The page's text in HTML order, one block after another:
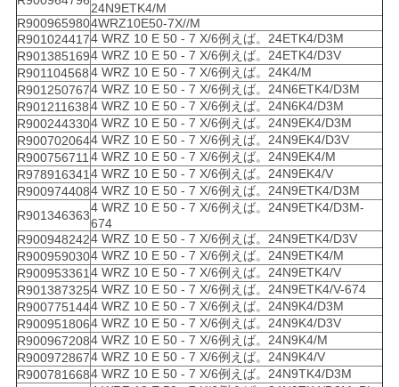
24N9ETK4/M
R9009659804WRZ10E50-7X//M
R9010244174 WRZ 10 E 50 - 7 X/6例えば。24ETK4/D3M
R9013851694 WRZ 10 E 50 - 7 X/6例えば。24ETK4/D3V
R9011045684 WRZ 10 E 50 - 7 X/6例えば。24K4/M
R9012507674 WRZ 10 E 50 - 7 X/6例えば。24N6ETK4/D3M
R9012116384 WRZ 10 E 50 - 7 X/6例えば。24N6K4/D3M
R9002443304 WRZ 10 E 50 - 7 X/6例えば。24N9EK4/D3M
R9007020644 WRZ 10 E 50 - 7 X/6例えば。24N9EK4/D3V
R900756711 4 WRZ 10 E 50 - 7 X/6例えば。24N9EK4/M
R978916341 4 WRZ 10 E 50 - 7 X/6例えば。24N9EK4/V
R9009744084 WRZ 10 E 50 - 7 X/6例えば。24N9ETK4/D3M
R901346363
4 WRZ 10 E 50 - 7 X/6例えば。24N9ETK4/D3M-
674
R9009482424 WRZ 10 E 50 - 7 X/6例えば。24N9ETK4/D3V
R9009590304 WRZ 10 E 50 - 7 X/6例えば。24N9ETK4/M
R900953361 4 WRZ 10 E 50 - 7 X/6例えば。24N9ETK4/V
R9013873254 WRZ 10 E 50 - 7 X/6例えば。24N9ETK4/V-674
R9007751444 WRZ 10 E 50 - 7 X/6例えば。24N9K4/D3M
R9009518064 WRZ 10 E 50 - 7 X/6例えば。24N9K4/D3V
R9009672084 WRZ 10 E 50 - 7 X/6例えば。24N9K4/M
R9009728674 WRZ 10 E 50 - 7 X/6例えば。24N9K4/V
R9007816684 WRZ 10 E 50 - 7 X/6例えば。24N9TK4/D3M